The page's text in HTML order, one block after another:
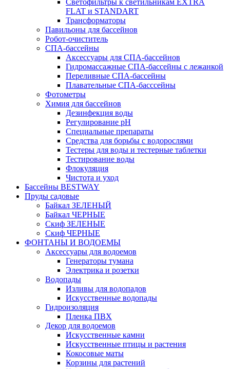
Светофильтры к светильникам EXTRA
FLAT и STANDART
Трансформаторы
Павильоны для бассейнов
Робот-очиститель
СПА-бассейны
Аксессуары для СПА-бассейнов
Гидромассажные СПА-бассейны с лежанкой
Переливные СПА-бассейны
Плавательные СПА-басссейны
Фотометры
Химия для бассейнов
Дезинфекция воды
Регулирование pH
Специальные препараты
Средства для борьбы с водорослями
Тестеры для воды и тестерные таблетки
Тестирование воды
Флокуляция
Чистота и уход
Бассейны BESTWAY
Пруды садовые
Байкал ЗЕЛЕНЫЙ
Байкал ЧЕРНЫЕ
Скиф ЗЕЛЕНЫЕ
Скиф ЧЕРНЫЕ
ФОНТАНЫ И ВОДОЕМЫ
Аксессуары для водоемов
Генераторы тумана
Электрика и розетки
Водопады
Изливы для водопадов
Искусственные водопады
Гидроизоляция
Пленка ПВХ
Декор для водоемов
Искусственные камни
Искусственные птицы и растения
Кокосовые маты
Корзины для растений